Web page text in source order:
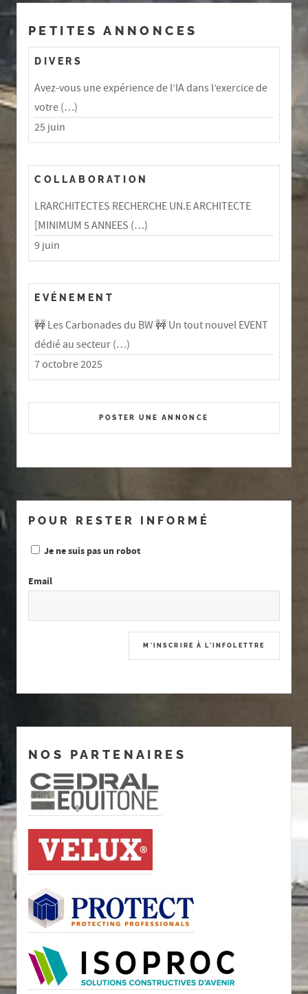
PETITES ANNONCES
DIVERS
Avez-vous une expérience de l’IA dans l’exercice de
votre (…)
25 juin
COLLABORATION
LRARCHITECTES RECHERCHE UN.E ARCHITECTE
[MINIMUM 5 ANNEES (…)
9 juin
EVÉNEMENT
🚧 Les Carbonades du BW 🚧 Un tout nouvel EVENT
dédié au secteur (…)
7 octobre 2025
POSTER UNE ANNONCE
POUR RESTER INFORMÉ
Je ne suis pas un robot
Email
NOS PARTENAIRES